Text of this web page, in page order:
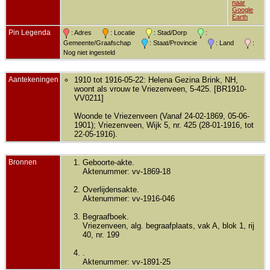
naar
Google
Earth
Pin Legenda : Adres : Locatie : Stad/Dorp
:
Gemeente/Graafschap
: Staat/Provincie : Land
:
Nog niet ingesteld
Aantekeningen
1910 tot 1916-05-22: Helena Gezina Brink, NH,
woont als vrouw te Vriezenveen, 5-425. [BR1910-
VV0211]
Woonde te Vriezenveen (Vanaf 24-02-1869, 05-06-
1901); Vriezenveen, Wijk 5, nr. 425 (28-01-1916, tot
22-05-1916).
Bronnen
Geboorte-akte.
Aktenummer: vv-1869-18
Overlijdensakte.
Aktenummer: vv-1916-046
Begraafboek.
Vriezenveen, alg. begraafplaats, vak A, blok 1, rij
40, nr. 199
Aktenummer: vv-1891-25